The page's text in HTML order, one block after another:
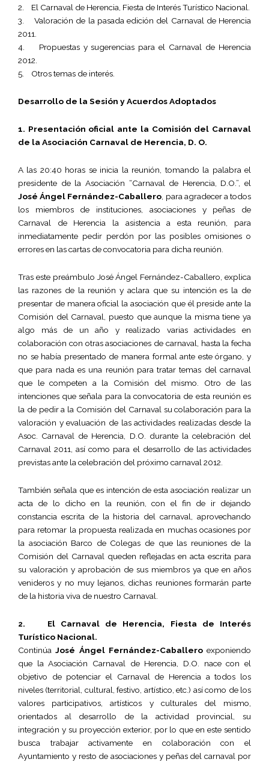
2. El Carnaval de Herencia, Fiesta de Interés Turístico Nacional.
3. Valoración de la pasada edición del Carnaval de Herencia
2011.
4. Propuestas y sugerencias para el Carnaval de Herencia
2012.
5. Otros temas de interés.
Desarrollo de la Sesión y Acuerdos Adoptados
1. Presentación oficial ante la Comisión del Carnaval
de la Asociación Carnaval de Herencia, D. O.
A las 20:40 horas se inicia la reunión, tomando la palabra el
presidente de la Asociación “Carnaval de Herencia, D.O.”, el
José Ángel Fernández-Caballero , para agradecer a todos
los miembros de instituciones, asociaciones y peñas de
Carnaval de Herencia la asistencia a esta reunión, para
inmediatamente pedir perdón por las posibles omisiones o
errores en las cartas de convocatoria para dicha reunión.
Tras este preámbulo José Ángel Fernández-Caballero, explica
las razones de la reunión y aclara que su intención es la de
presentar de manera oficial la asociación que él preside ante la
Comisión del Carnaval, puesto que aunque la misma tiene ya
algo más de un año y realizado varias actividades en
colaboración con otras asociaciones de carnaval, hasta la fecha
no se había presentado de manera formal ante este órgano, y
que para nada es una reunión para tratar temas del carnaval
que le competen a la Comisión del mismo. Otro de las
intenciones que señala para la convocatoria de esta reunión es
la de pedir a la Comisión del Carnaval su colaboración para la
valoración y evaluación de las actividades realizadas desde la
Asoc. Carnaval de Herencia, D.O. durante la celebración del
Carnaval 2011, así como para el desarrollo de las actividades
previstas ante la celebración del próximo carnaval 2012.
También señala que es intención de esta asociación realizar un
acta de lo dicho en la reunión, con el fin de ir dejando
constancia escrita de la historia del carnaval, aprovechando
para retomar la propuesta realizada en muchas ocasiones por
la asociación Barco de Colegas de que las reuniones de la
Comisión del Carnaval queden reflejadas en acta escrita para
su valoración y aprobación de sus miembros ya que en años
venideros y no muy lejanos, dichas reuniones formarán parte
de la historia viva de nuestro Carnaval.
2. El Carnaval de Herencia, Fiesta de Interés
Turístico Nacional.
ContinúaJosé Ángel Fernández-Caballeroexponiendo
que la Asociación Carnaval de Herencia, D.O. nace con el
objetivo de potenciar el Carnaval de Herencia a todos los
niveles (territorial, cultural, festivo, artístico, etc.) así como de los
valores participativos, artísticos y culturales del mismo,
orientados al desarrollo de la actividad provincial, su
integración y su proyección exterior, por lo que en este sentido
busca trabajar activamente en colaboración con el
Ayuntamiento y resto de asociaciones y peñas del carnaval por